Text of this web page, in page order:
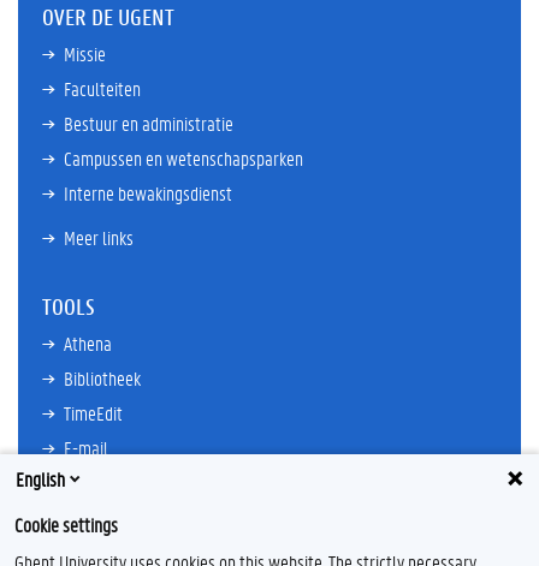
OVER DE UGENT
Missie
Faculteiten
Bestuur en administratie
Campussen en wetenschapsparken
Interne bewakingsdienst
Meer links
TOOLS
Athena
Bibliotheek
TimeEdit
E-mail
Ufora
Oasis
Research Explorer
English
Cookie settings